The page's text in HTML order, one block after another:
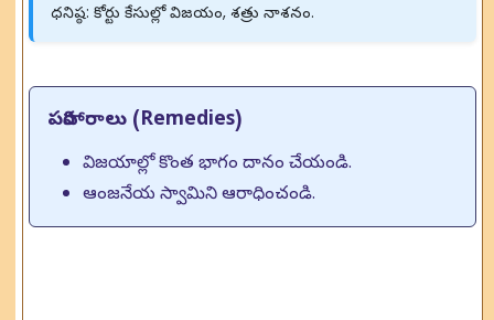
ధనిష్ఠ: కోర్టు కేసుల్లో విజయం, శత్రు నాశనం.
పరిహారాలు (Remedies)
విజయాల్లో కొంత భాగం దానం చేయండి.
ఆంజనేయ స్వామిని ఆరాధించండి.